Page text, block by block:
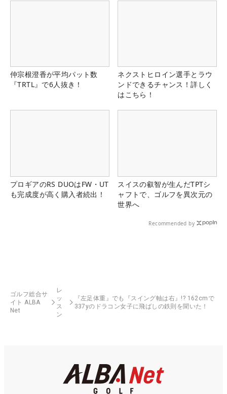
仲宗根澄香が平均パット数
『TRTL』で6人抜き！
ネクストヒロイン選手とラウ
ンドできるチャンス！詳しく
はこちら！
プロギアのRS DUOはFW・UT
も完成度が高く購入者続出！
スイスの叡智が生んだTPTシ
ャフトで、ゴルフを異次元の
世界へ
Recommended by
ゴルフ総合サ
イト ALBA
Net
レ
ッ
ス
ン
『左足体重』でも『スイング軸は右』!? 162cmで
337yのドラコン女子に飛ばしの鉄則を聞いた！